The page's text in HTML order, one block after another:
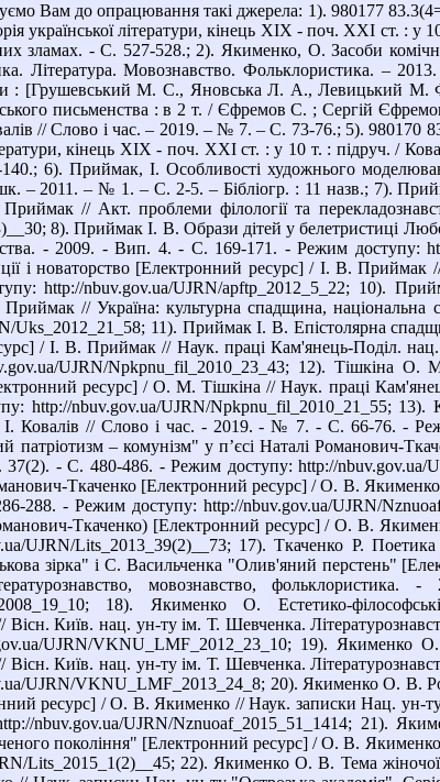
Вам до опрацювання такі джерела: 1). 980177
української літератури, кінець ХІХ - поч. ХХІ ст. :
зламах. - С. 527-528.; 2). Якименко, О. Засоби
Література. Мовознавство. Фольклористика. –
: [Грушевський М. С., Яновська Л. А., Левицький
письменства : в 2 т. / Єфремов С. ; Сергій
// Слово і час. – 2019. – № 7. – С. 73-76.; 5). 980170
кінець ХІХ - поч. ХХІ ст. : у 10 т. : підруч. /
6). Приймак, І. Особливості художнього
– 2011. – № 1. – С. 2-5. – Бібліогр. : 11 назв.; 7).
// Акт. проблеми філології та
8). Приймак І. В. Образи дітей у белетристиці
- 2009. - Вип. 4. - С. 169-171. - Режим доступу:
і новаторство [Електронний ресурс] / І. В. Приймак
http://nbuv.gov.ua/UJRN/apftp_2012_5_22; 10).
// Україна: культурна спадщина,
Uks_2012_21_58; 11). Приймак І. В. Епістолярна
/ І. В. Приймак // Наук. праці Кам'янець-Поділ.
UJRN/Npkpnu_fil_2010_23_43; 12). Тішкіна О. М.
ресурс] / О. М. Тішкіна // Наук. праці
http://nbuv.gov.ua/UJRN/Npkpnu_fil_2010_21_55;
Ковалів // Слово і час. - 2019. - № 7. - С. 66-76. -
патріотизм – комунізм" у п’єсі Наталі Романович-
37(2). - С. 480-486. - Режим доступу: http://
Ткаченко [Електронний ресурс] / О. В.
288. - Режим доступу: http://nbuv.gov.ua/UJRN/
Ткаченко) [Електронний ресурс] / О. В.
UJRN/Lits_2013_39(2)__73; 17). Ткаченко Р.
зірка" і С. Васильченка "Олив'яний перстень"
мовознавство,
18). Якименко О. Естетико-
Київ. нац. ун-ту ім. Т. Шевченка.
UJRN/VKNU_LMF_2012_23_10; 19). Якименко О.
Київ. нац. ун-ту ім. Т. Шевченка.
UJRN/VKNU_LMF_2013_24_8; 20). Якименко О. В.
ресурс] / О. В. Якименко // Наук. записки Нац. ун-
nbuv.gov.ua/UJRN/Nznuoaf_2015_51_1414; 21).
покоління" [Електронний ресурс] / О. В.
Lits_2015_1(2)__45; 22). Якименко О. В. Тема жіночої